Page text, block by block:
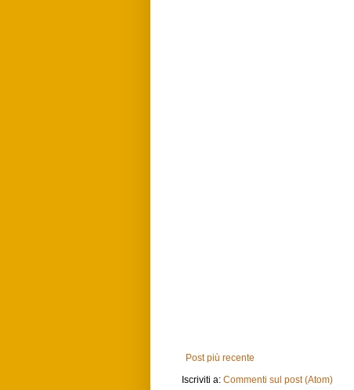
Post più recente
Iscriviti a: Commenti sul post (Atom)